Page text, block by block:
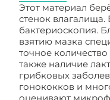
Этот материал
стенок влагалища.
бактериоскопия.
взятию мазка
точное
также наличие
грибковых
гонококков и